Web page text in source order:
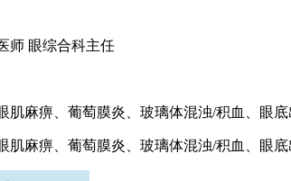
师 眼综合科主任
肌麻痹、葡萄膜炎、玻璃体混浊/积血、眼
肌麻痹、葡萄膜炎、玻璃体混浊/积血、眼